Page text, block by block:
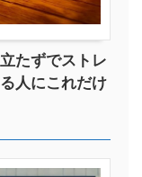
たずでストレ
人にこれだけ